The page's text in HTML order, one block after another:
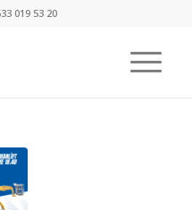
019 53 20